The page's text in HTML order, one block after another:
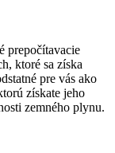
prepočítavacie
ktoré sa získa
pre vás ako
získate jeho
zemného plynu.